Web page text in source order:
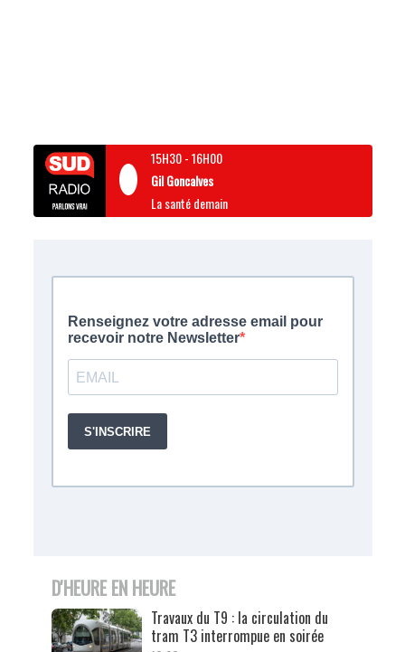
15H30-16H00
Gil Goncalves
La santé demain
D'HEURE EN HEURE
Travaux du T9 : la circulation du
tram T3 interrompue en soirée